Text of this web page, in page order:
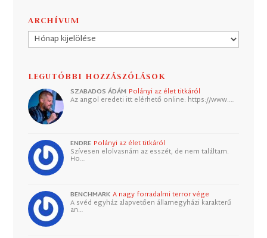
ARCHÍVUM
Archívum
LEGUTÓBBI HOZZÁSZÓLÁSOK
SZABADOS ÁDÁM Polányi az élet titkáról
Az angol eredeti itt elérhető online: https://www.…
ENDRE Polányi az élet titkáról
Szívesen elolvasnám az esszét, de nem találtam.
Ho…
BENCHMARK A nagy forradalmi terror vége
A svéd egyház alapvetően államegyházi karakterű
an…